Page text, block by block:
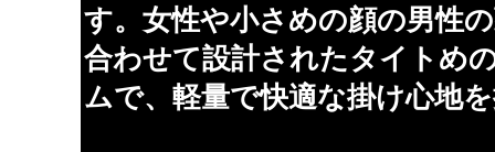
す。女性や小さめの顔の男性
合わせて設計されたタイトめ
ムで、軽量で快適な掛け心地